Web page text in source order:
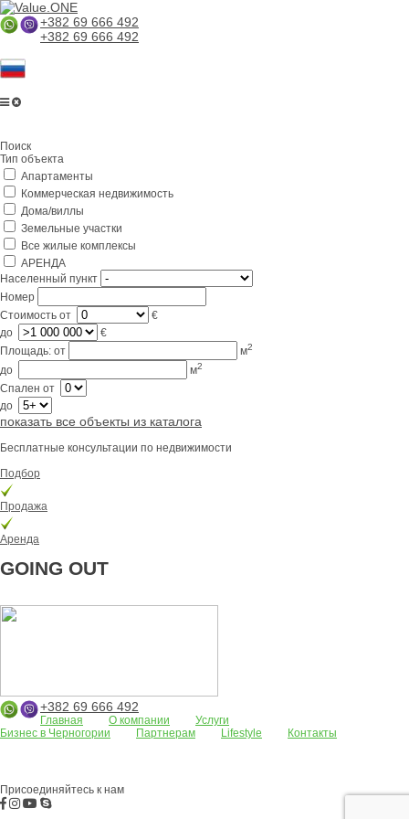
+382 69 666 492
+382 69 666 492
Lifestyle
Контакты
Поиск
Тип объекта
Апартаменты
Коммерческая недвижимость
Дома/виллы
Земельные участки
Все жилые комплексы
АРЕНДА
Населенный пункт
Номер
Стоимость от
€
до
€
Площадь: от м2
до м2
Спален от
до
показать все объекты из каталога
Бесплатные консультации по недвижимости
Подбор
Продажа
Аренда
GOING OUT
+382 69 666 492
Главная О компании
Услуги
Бизнес в Черногории
Партнерам Lifestyle Контакты
Присоединяйтесь к нам